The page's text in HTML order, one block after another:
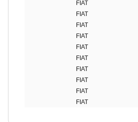
FIAT
FIAT
FIAT
FIAT
FIAT
FIAT
FIAT
FIAT
FIAT
FIAT